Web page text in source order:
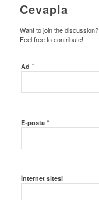
Cevapla
Want to join the discussion?
Feel free to contribute!
Ad *
E-posta *
İnternet sitesi